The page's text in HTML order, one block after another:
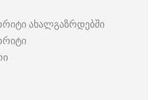
ახალგაზრდებში